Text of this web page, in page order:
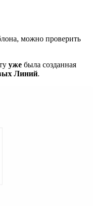
можно проверить
уже была созданная
Линий.